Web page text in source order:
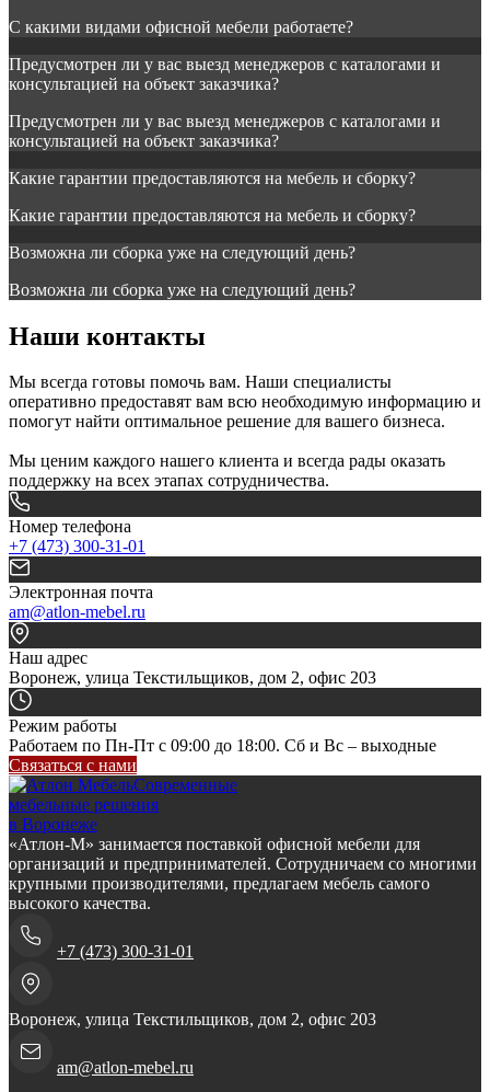
С какими видами офисной мебели работаете?
Предусмотрен ли у вас выезд менеджеров с каталогами и
консультацией на объект заказчика?
Предусмотрен ли у вас выезд менеджеров с каталогами и
консультацией на объект заказчика?
Какие гарантии предоставляются на мебель и сборку?
Какие гарантии предоставляются на мебель и сборку?
Возможна ли сборка уже на следующий день?
Возможна ли сборка уже на следующий день?
Наши контакты
Мы всегда готовы помочь вам. Наши специалисты
оперативно предоставят вам всю необходимую информацию и
помогут найти оптимальное решение для вашего бизнеса.
Мы ценим каждого нашего клиента и всегда рады оказать
поддержку на всех этапах сотрудничества.
Номер телефона
+7 (473) 300-31-01
Электронная почта
am@atlon-mebel.ru
Наш адрес
Воронеж, улица Текстильщиков, дом 2, офис 203
Режим работы
Работаем по Пн-Пт с 09:00 до 18:00. Сб и Вс – выходные
Связаться с нами
Современные
мебельные решения
в Воронеже
«Атлон-М» занимается поставкой офисной мебели для
организаций и предпринимателей. Сотрудничаем со многими
крупными производителями, предлагаем мебель самого
высокого качества.
+7 (473) 300-31-01
Воронеж, улица Текстильщиков, дом 2, офис 203
am@atlon-mebel.ru